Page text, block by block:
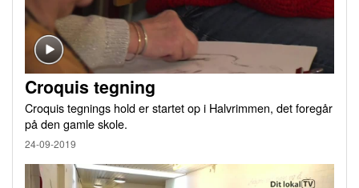
Croquis tegning
Croquis tegnings hold er startet op i Halvrimmen, det foregår
på den gamle skole.
24-09-2019